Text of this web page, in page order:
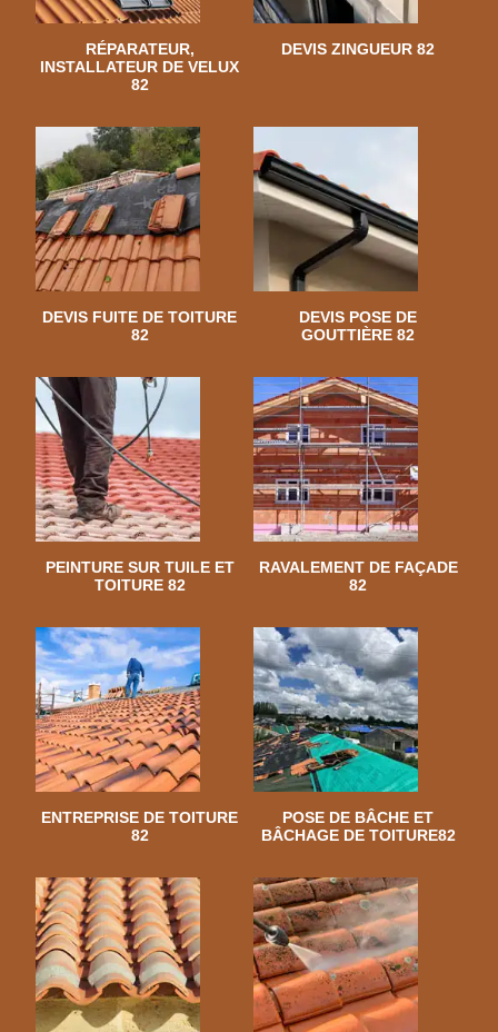
RÉPARATEUR,
INSTALLATEUR DE VELUX
82
DEVIS ZINGUEUR 82
DEVIS FUITE DE TOITURE
82
DEVIS POSE DE
GOUTTIÈRE 82
PEINTURE SUR TUILE ET
TOITURE 82
RAVALEMENT DE FAÇADE
82
ENTREPRISE DE TOITURE
82
POSE DE BÂCHE ET
BÂCHAGE DE TOITURE82